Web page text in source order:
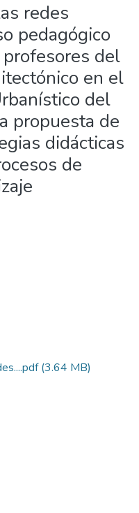
redes
pedagógico
del
en el
del
propuesta de
didácticas
de
(3.64 MB)